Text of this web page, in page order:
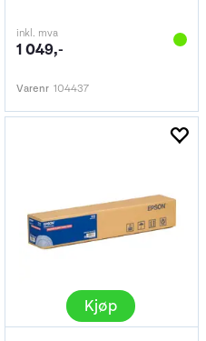
inkl. mva
1 049,-
Varenr 104437
Kjøp